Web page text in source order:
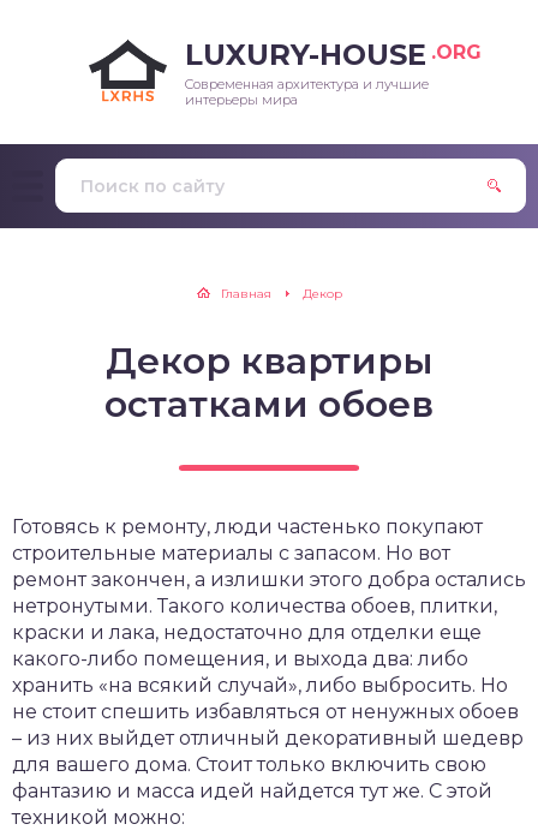
LUXURY-HOUSE .ORG
Современная архитектура и лучшие
интерьеры мира
Главная Декор
Декор квартиры
остатками обоев
Готовясь к ремонту, люди частенько покупают
строительные материалы с запасом. Но вот
ремонт закончен, а излишки этого добра остались
нетронутыми. Такого количества обоев, плитки,
краски и лака, недостаточно для отделки еще
какого-либо помещения, и выхода два: либо
хранить «на всякий случай», либо выбросить. Но
не стоит спешить избавляться от ненужных обоев
– из них выйдет отличный декоративный шедевр
для вашего дома. Стоит только включить свою
фантазию и масса идей найдется тут же. С этой
техникой можно: